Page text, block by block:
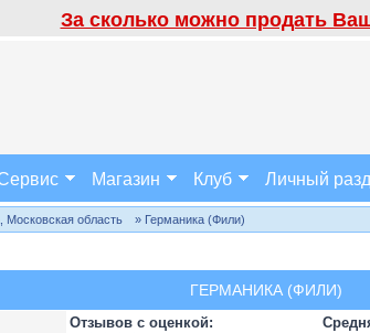
За сколько можно продать
Магазин Клуб Личный
Московская область » Германика (Фили)
ГЕРМАНИКА (ФИЛИ)
Отзывов с оценкой: